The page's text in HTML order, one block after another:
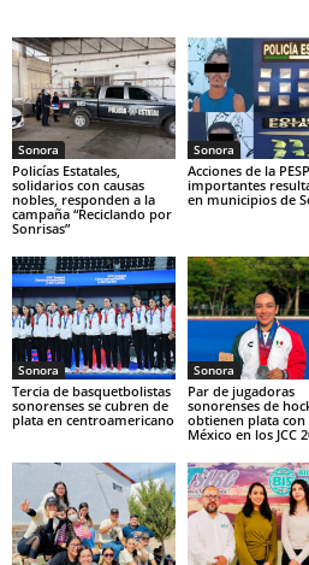
Sonora
Policías Estatales,
solidarios con causas
nobles, responden a la
campaña “Reciclando por
Sonrisas”
Sonora
Acciones de la
importantes
en municipios de
Sonora
Tercia de basquetbolistas
sonorenses se cubren de
plata en centroamericano
Sonora
Par de jugadoras
sonorenses de
obtienen plata con
México en los JCC